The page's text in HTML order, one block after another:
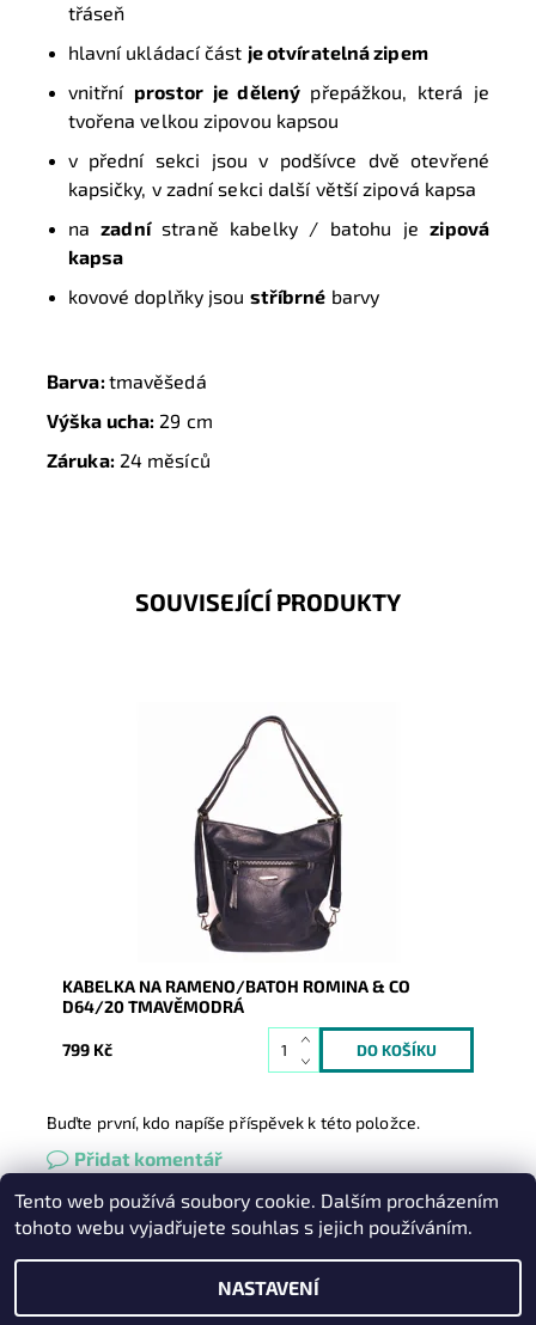
třáseň
hlavní ukládací část je otvíratelná zipem
vnitřní prostor je dělený přepážkou, která je
tvořena velkou zipovou kapsou
v přední sekci jsou v podšívce dvě otevřené
kapsičky, v zadní sekci další větší zipová kapsa
nazadnístraně kabelky / batohu jezipová
kapsa
kovové doplňky jsou stříbrné barvy
Barva:tmavěšedá
Výška ucha: 29 cm
Záruka:24 měsíců
SOUVISEJÍCÍ PRODUKTY
Tmavěmodrá kabelka na rameno a batoh v jednom
provedení! Kabelku si jistě zamilujete pro vzhled,
Skladem
9228
ROMINA&CO
2 roky
KABELKA NA RAMENO/BATOH ROMINA & CO
D64/20 TMAVĚMODRÁ
799 Kč
Buďte první, kdo napíše příspěvek k této položce.
Přidat komentář
Heureka.cz | Zboží.cz Oázakabelek
2026 © Kabelky pro Vás, všechna práva vyhrazena
Tento web používá soubory cookie. Dalším procházením
tohoto webu vyjadřujete souhlas s jejich používáním.
NASTAVENÍ